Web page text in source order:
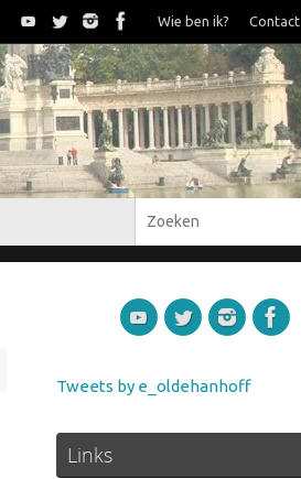
Wie ben ik? Contact
Tweets by e_oldehanhoff
Links